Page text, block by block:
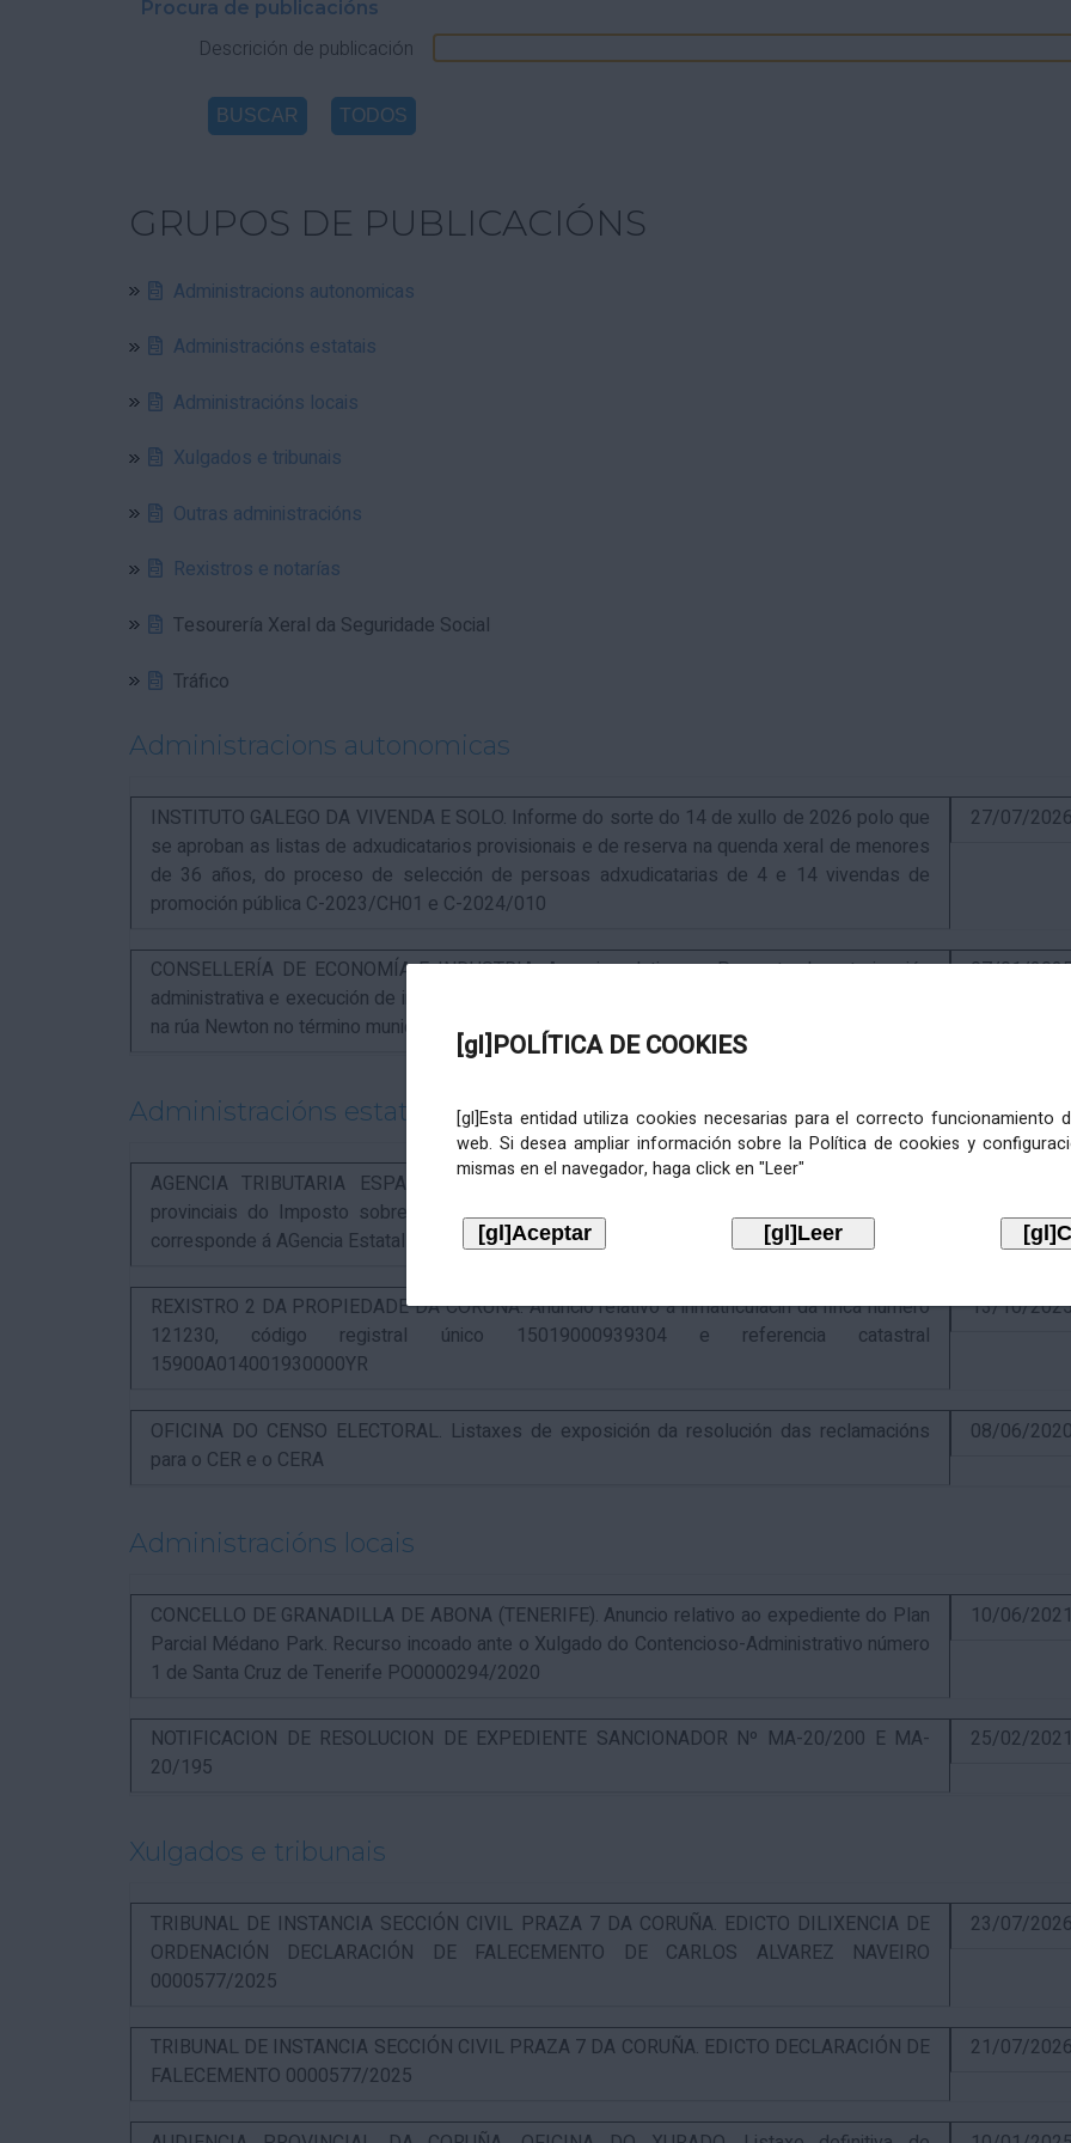
[gl]POLÍTICA DE COOKIES
[gl]Esta entidad utiliza cookies necesarias para el correcto funcionamiento
web. Si desea ampliar información sobre la Política de cookies y
mismas en el navegador, haga click en "Leer"
Procura de publicacións
Descrición de publicación
GRUPOS DE PUBLICACIÓNS
Administracions autonomicas
Administracións estatais
Administracións locais
Xulgados e tribunais
Outras administracións
Rexistros e notarías
Tesourería Xeral da Seguridade Social
Tráfico
Administracions autonomicas
INSTITUTO GALEGO DA VIVENDA E SOLO. Informe do sorte do 14 de xullo de 2026 polo que
se aproban as listas de adxudicatarios provisionais e de reserva na quenda xeral de menores
de 36 años, do proceso de selección de persoas adxudicatarias de 4 e 14 vivendas de
promoción pública C-2023/CH01 e C-2024/010
27/07/
CONSELLERÍA DE ECONOMÍA E INDUSTRIA. Anuncio relativo ao Proxecto de autorización
administrativa e execución de instalacións para a instalación de nova ERM 16/4 Q.9000-D sita
na rúa Newton no término municipal da Coruña, exp. IN627A 2024/4-1
07/01/
Administracións estatais
AGENCIA TRIBUTARIA ESPAÑOLA. Aviso relativo á recadación das cotas estatais e
provinciais do Imposto sobre Actividades Económicas de 2026, cuxa xestión recadatoria
corresponde á AGencia Estatal de Administración Tributaria.
REXISTRO 2 DA PROPIEDADE DA CORUÑA. Anuncio relativo á inmatriculacin da finca número
121230, código registral único 15019000939304 e referencia catastral
15900A014001930000YR
13/10/
OFICINA DO CENSO ELECTORAL. Listaxes de exposición da resolución das reclamacións
para o CER e o CERA
08/06/
Administracións locais
CONCELLO DE GRANADILLA DE ABONA (TENERIFE). Anuncio relativo ao expediente do Plan
Parcial Médano Park. Recurso incoado ante o Xulgado do Contencioso-Administrativo número
1 de Santa Cruz de Tenerife PO0000294/2020
10/06/
NOTIFICACION DE RESOLUCION DE EXPEDIENTE SANCIONADOR Nº MA-20/200 E MA-
20/195
25/02/
Xulgados e tribunais
TRIBUNAL DE INSTANCIA SECCIÓN CIVIL PRAZA 7 DA CORUÑA. EDICTO DILIXENCIA DE
ORDENACIÓN DECLARACIÓN DE FALECEMENTO DE CARLOS ALVAREZ NAVEIRO
0000577/2025
23/07/
TRIBUNAL DE INSTANCIA SECCIÓN CIVIL PRAZA 7 DA CORUÑA. EDICTO DECLARACIÓN DE
FALECEMENTO 0000577/2025
21/07/